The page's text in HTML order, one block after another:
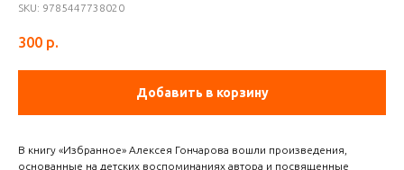
SKU: 9785447738020
300 р.
Добавить в корзину
В книгу «Избранное» Алексея Гончарова вошли произведения,
основанные на детских воспоминаниях автора и посвященные